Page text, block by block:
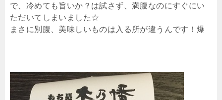
で、冷めても旨いか？は試さず、満腹なのにすぐにい
ただいてしまいました☆
まさに別腹、美味しいものは入る所が違うんです！爆